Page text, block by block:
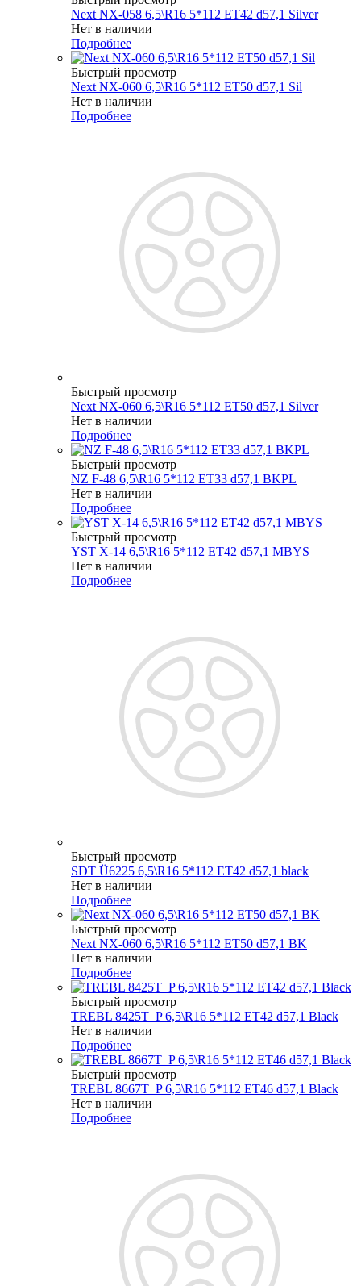
Next NX-058 6,5\R16 5*112 ET42 d57,1 Silver
Нет в наличии
Подробнее
Быстрый просмотр
Next NX-060 6,5\R16 5*112 ET50 d57,1 Sil
Нет в наличии
Подробнее
Быстрый просмотр
Next NX-060 6,5\R16 5*112 ET50 d57,1 Silver
Нет в наличии
Подробнее
Быстрый просмотр
NZ F-48 6,5\R16 5*112 ET33 d57,1 BKPL
Нет в наличии
Подробнее
Быстрый просмотр
YST X-14 6,5\R16 5*112 ET42 d57,1 MBYS
Нет в наличии
Подробнее
Быстрый просмотр
SDT Ü6225 6,5\R16 5*112 ET42 d57,1 black
Нет в наличии
Подробнее
Быстрый просмотр
Next NX-060 6,5\R16 5*112 ET50 d57,1 BK
Нет в наличии
Подробнее
Быстрый просмотр
TREBL 8425T_P 6,5\R16 5*112 ET42 d57,1 Black
Нет в наличии
Подробнее
Быстрый просмотр
TREBL 8667T_P 6,5\R16 5*112 ET46 d57,1 Black
Нет в наличии
Подробнее